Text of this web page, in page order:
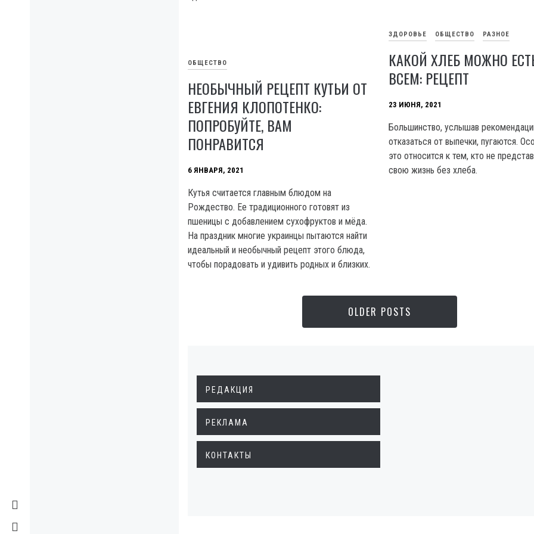
ЗДОРОВЬЕ ОБЩЕСТВО РАЗНОЕ
КАКОЙ ХЛЕБ МОЖНО
ВСЕМ: РЕЦЕПТ
23 ИЮНЯ, 2021
Большинство, услышав
отказаться от выпечки, пугаются.
это относится к тем, кто не
свою жизнь без хлеба.
ОБЩЕСТВО
НЕОБЫЧНЫЙ РЕЦЕПТ КУТЬИ ОТ
ЕВГЕНИЯ КЛОПОТЕНКО:
ПОПРОБУЙТЕ, ВАМ
ПОНРАВИТСЯ
6 ЯНВАРЯ, 2021
Кутья считается главным блюдом на
Рождество. Ее традиционного готовят из
пшеницы с добавлением сухофруктов и мёда.
На праздник многие украинцы пытаются найти
идеальный и необычный рецепт этого блюда,
чтобы порадовать и удивить родных и близких.
OLDER POSTS
РЕДАКЦИЯ
РЕКЛАМА
КОНТАКТЫ